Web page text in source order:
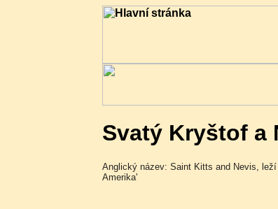
Svatý Kryštof a
Anglický název: Saint Kitts and Nevis,
Amerika'